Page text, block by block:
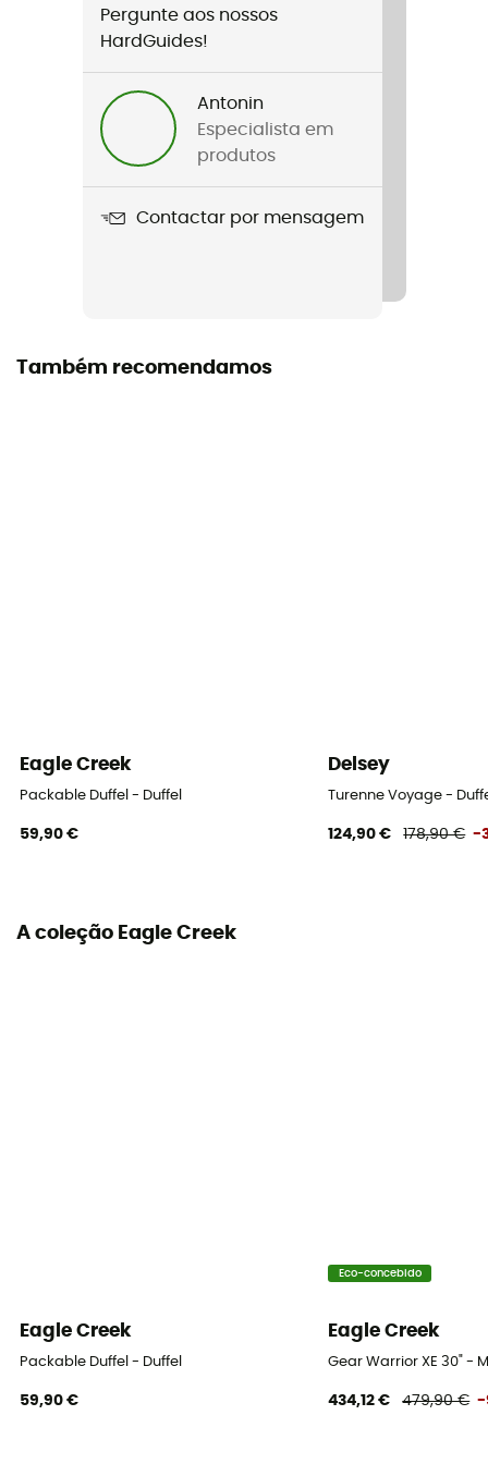
Nome do produto
Migrate Duffel 40L
Water-repellent
TPU 900D Poly Twill - 1680D Recycled Ballistic Poly PVB
Etiqueta
Pergunte aos nossos
HardGuides!
Antonin
Especialista em
produtos
Contactar por mensagem
Também recomendamos
Eagle Creek
Packable Duffel - Duffel
59,90 €
Delsey
Turenne Voyage -
124,90 € 178,90 € -
A coleção Eagle Creek
Eagle Creek
Packable Duffel - Duffel
59,90 €
Eco-concebido
Eagle Creek
Gear Warrior XE 30" -
434,12 € 479,90 € -